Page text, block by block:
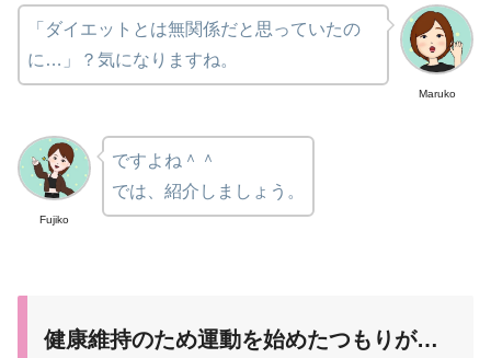
Maruko
「ダイエットとは無関係だと思っていたの
に…」？気になりますね。
Fujiko
ですよね＾＾
では、紹介しましょう。
健康維持のため運動を始めたつもりが…